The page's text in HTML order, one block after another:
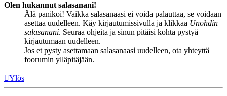
Olen hukannut salasanani!
Älä panikoi! Vaikka salasanaasi ei voida palauttaa, se voidaan
asettaa uudelleen. Käy kirjautumissivulla ja klikkaa Unohdin
salasanani. Seuraa ohjeita ja sinun pitäisi kohta pystyä
kirjautumaan uudelleen.
Jos et pysty asettamaan salasanaasi uudelleen, ota yhteyttä
foorumin ylläpitäjään.
Ylös